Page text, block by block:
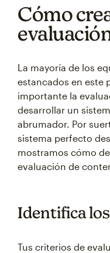
Cómo
La mayoría de los
estancados en este
importante la
desarrollar un
abrumador. Por
sistema perfecto
mostramos cómo
evaluación de
Identifica
Tus criterios de